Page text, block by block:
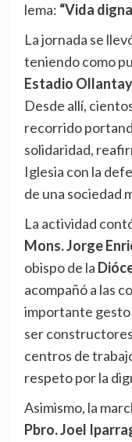
lema: “Vida
La jornada se
teniendo como
Estadio
Desde allí,
recorrido
solidaridad,
Iglesia con la
de una sociedad
La actividad
Mons. Jorge
obispo de la
acompañó a las
importante gesto
ser
centros de
respeto por la
Asimismo, la
Pbro. Joel